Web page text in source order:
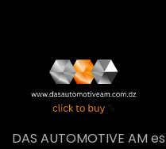
DAS AUTOMOTIVE AM